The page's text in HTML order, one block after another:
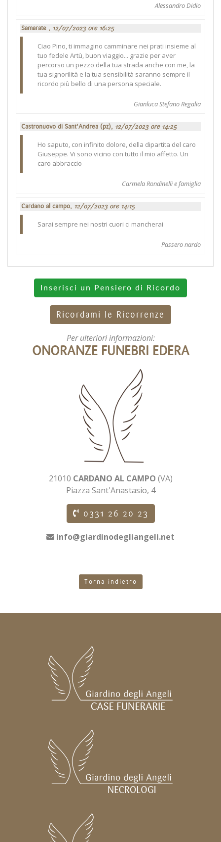
Alessandro Didio
Samarate , 12/07/2023 ore 16:25
Ciao Pino, ti immagino camminare nei prati insieme al
tuo fedele Artù, buon viaggio... grazie per aver
percorso un pezzo della tua strada anche con me, la
tua signorilità e la tua sensibilità saranno sempre il
ricordo più bello di una persona speciale.
Gianluca Stefano Regalia
Castronuovo di Sant'Andrea (pz), 12/07/2023 ore 14:25
Ho saputo, con infinito dolore, della dipartita del caro
Giuseppe. Vi sono vicino con tutto il mio affetto. Un
caro abbraccio
Carmela Rondinelli e famiglia
Cardano al campo, 12/07/2023 ore 14:15
Sarai sempre nei nostri cuori ci mancherai
Passero nardo
Inserisci un Pensiero di Ricordo
Ricordami le Ricorrenze
Per ulteriori informazioni:
ONORANZE FUNEBRI EDERA
21010 CARDANO AL CAMPO (VA)
Piazza Sant'Anastasio, 4
0331 26 20 23
info@giardinodegliangeli.net
Torna indietro